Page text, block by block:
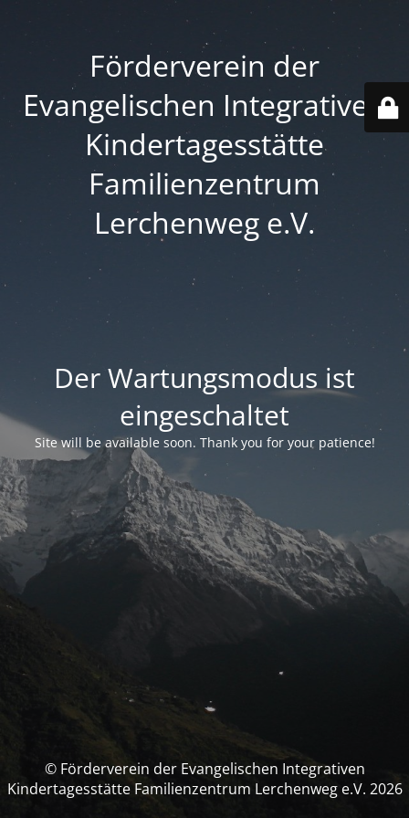
Förderverein der
Evangelischen Integrativen
Kindertagesstätte
Familienzentrum
Lerchenweg e.V.
Der Wartungsmodus ist
eingeschaltet
Site will be available soon. Thank you for your patience!
© Förderverein der Evangelischen Integrativen
Kindertagesstätte Familienzentrum Lerchenweg e.V. 2026